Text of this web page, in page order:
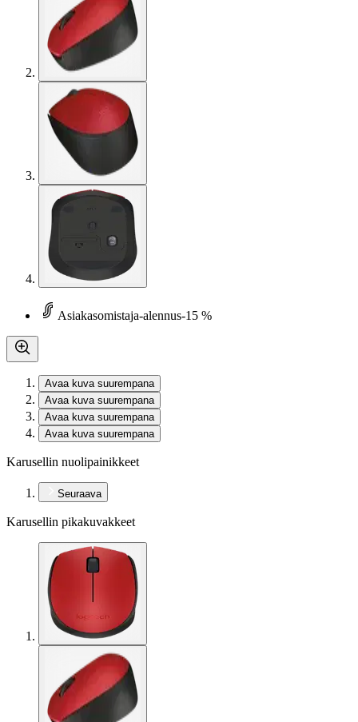
Asiakasomistaja-alennus-15 %
Avaa kuva suurempana
Avaa kuva suurempana
Avaa kuva suurempana
Avaa kuva suurempana
Karusellin nuolipainikkeet
Seuraava
Karusellin pikakuvakkeet